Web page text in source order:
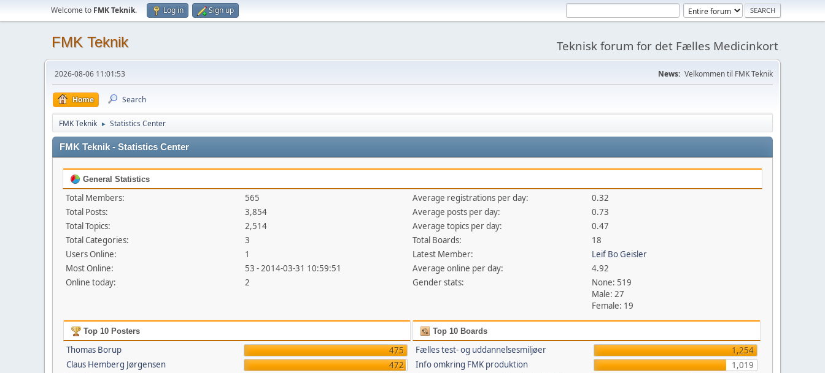
Welcome to FMK Teknik. Log in Sign up
FMK Teknik Teknisk forum for det Fælles Medicinkort
2026-08-06 11:01:53 News: Velkommen til FMK Teknik
Home Search
FMK Teknik ► Statistics Center
FMK Teknik - Statistics Center
General Statistics
Total Members:
565
Total Posts:
3,854
Total Topics:
2,514
Total Categories:
3
Users Online:
1
Most Online:
53 - 2014-03-31 10:59:51
Online today:
2
Average registrations per day:
0.32
Average posts per day:
0.73
Average topics per day:
0.47
Total Boards:
18
Latest Member:
Leif Bo Geisler
Average online per day:
4.92
Gender stats:
None: 519
Male: 27
Female: 19
Top 10 Posters
Thomas Borup
475
Claus Hemberg Jørgensen
472
Top 10 Boards
Fælles test- og uddannelsesmiljøer
1,254
Info omkring FMK produktion
1,019